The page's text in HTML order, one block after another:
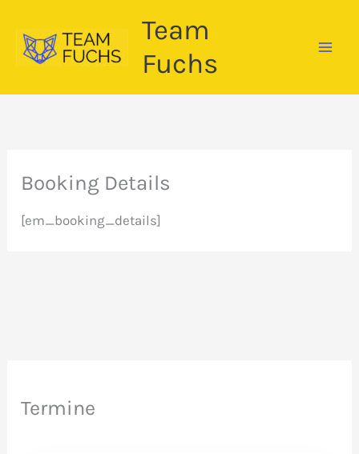
Inhalt
springen
Team
Fuchs
Booking Details
[em_booking_details]
Termine